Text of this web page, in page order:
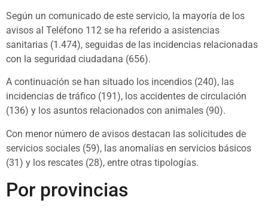
Según un comunicado de este servicio, la mayoría de los
avisos al Teléfono 112 se ha referido a asistencias
sanitarias (1.474), seguidas de las incidencias relacionadas
con la seguridad ciudadana (656).
A continuación se han situado los incendios (240), las
incidencias de tráfico (191), los accidentes de circulación
(136) y los asuntos relacionados con animales (90).
Con menor número de avisos destacan las solicitudes de
servicios sociales (59), las anomalías en servicios básicos
(31) y los rescates (28), entre otras tipologías.
Por provincias